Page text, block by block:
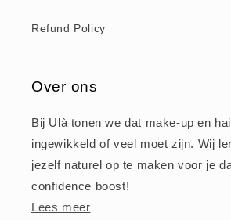
Refund Policy
Over ons
Bij Ulà tonen we dat make-up en
ingewikkeld of veel moet zijn. Wij
jezelf naturel op te maken voor je
confidence boost!
Lees meer